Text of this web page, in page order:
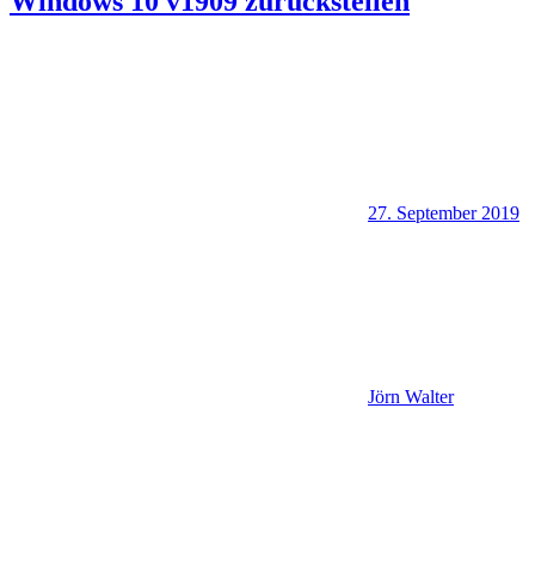
27. September 2019
Jörn Walter